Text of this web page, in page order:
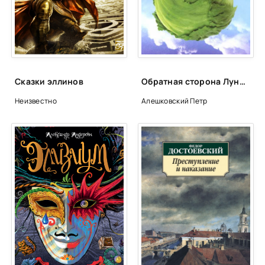
0024
0025
0026
0030
0031
0032
0033
0034
0035
0036
0037
Сказки эллинов
Неизвестно
Обратная сторона Луны - Петр Алешковский
Алешковский Петр